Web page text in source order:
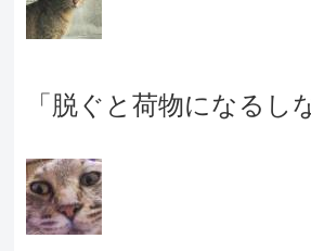
「脱ぐと荷物になるし